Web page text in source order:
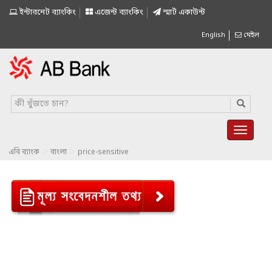
ইন্টারনেট ব্যাংকিং এজেন্ট ব্যাংকিং স্মাৰ্ট একাউন্ট
English মেইল
এবি ব্যাংক বাংলা price-sensitive